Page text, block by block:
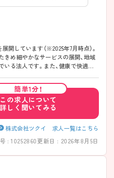
開しています（※2025年7月時点）。
め細やかなサービスの展開、地域
る法人です。また、健康で快適に
られます。 ◆従業員一人ひとりが子
限に発揮できる職場づくりに励む
年に「くるみん」の認定を受けまし
学校に入学するまで、1日の勤務時間
度より長く利用できるのが特徴で
OJT、オンデマンド研修など様々な
です。
簡単1分！
この求人について
詳しく聞いてみる
株式会社ツクイ 求人一覧はこちら
: 10252860更新日 : 2026年8月5日